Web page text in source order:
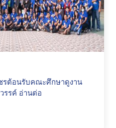
รต้อนรับคณะศึกษาดูงาน
รรค์ อ่านต่อ